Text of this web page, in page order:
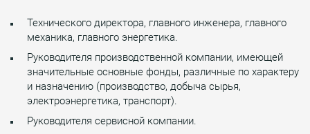
Технического директора, главного инженера, главного
механика, главного энергетика.
Руководителя производственной компании, имеющей
значительные основные фонды, различные по характеру
и назначению (производство, добыча сырья,
электроэнергетика, транспорт).
Руководителя сервисной компании.